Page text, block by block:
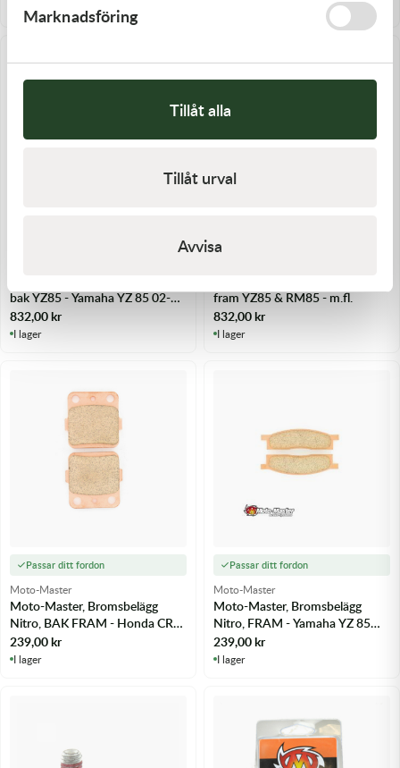
Marknadsföring
Tillåt alla
Tillåt urval
Avvisa
I lager
bak YZ85 - Yamaha YZ 85 02-25
m.fl.
832,00kr
I lager
fram YZ85 & RM85 - m.fl.
832,00kr
I lager
Passar ditt fordon
Moto-Master
Moto-Master, Bromsbelägg
Nitro, BAK FRAM - Honda CR
80R 92-02 m.fl.
239,00kr
I lager
Passar ditt fordon
Moto-Master
Moto-Master, Bromsbelägg
Nitro, FRAM - Yamaha YZ 85
02-25 m.fl.
239,00kr
I lager